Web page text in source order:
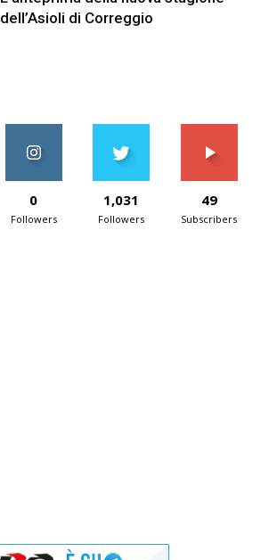
dell’Asioli di Correggio
0
Followers
1,031
Followers
49
Subscribers